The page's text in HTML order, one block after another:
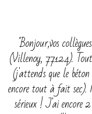
"Bonjour,vos
(Villenoy, 77124).
(j'attends que le
encore tout à fait
sérieux ! J'ai encore